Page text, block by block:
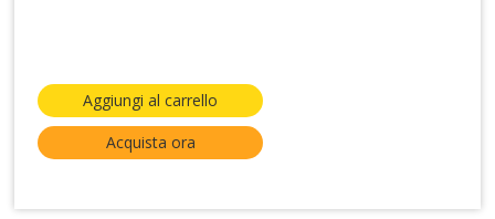
Aggiungi al carrello
Acquista ora